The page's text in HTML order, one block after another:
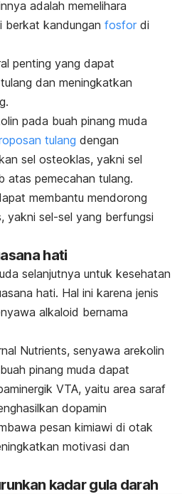
adalah memelihara
berkat kandungan fosfor di
penting yang dapat
dan meningkatkan
pada buah pinang muda
tulang dengan
sel osteoklas, yakni sel
atas pemecahan tulang.
membantu mendorong
yakni sel-sel yang berfungsi
hati
selanjutnya untuk kesehatan
hati. Hal ini karena jenis
alkaloid bernama
Nutrients, senyawa arekolin
pinang muda dapat
VTA, yaitu area saraf
dopamin
pesan kimiawi di otak
motivasi dan
kadar gula darah